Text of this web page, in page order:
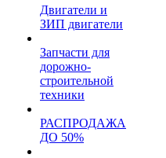
Двигатели и
ЗИП двигатели
Запчасти для
дорожно-
строительной
техники
РАСПРОДАЖА
ДО 50%